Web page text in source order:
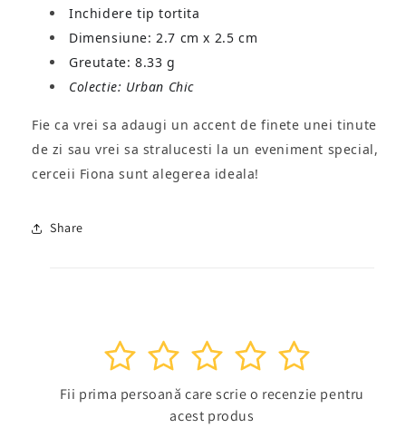
Inchidere tip tortita
Dimensiune: 2.7 cm x 2.5 cm
Greutate: 8.33 g
Colectie: Urban Chic
Fie ca vrei sa adaugi un accent de finete unei tinute
de zi sau vrei sa stralucesti la un eveniment special,
cerceii Fiona sunt alegerea ideala!
Share
5
4
3
2
1
Fii prima persoană care scrie o recenzie pentru
acest produs